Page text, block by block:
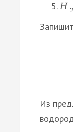
H
Из